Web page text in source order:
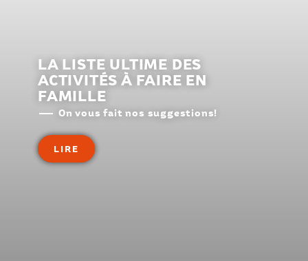
LA LISTE ULTIME DES
ACTIVITÉS À FAIRE EN
FAMILLE
On vous fait nos suggestions!
LIRE